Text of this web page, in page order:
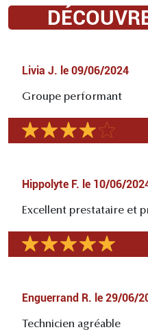
Livia J. le 09/06/2024
Groupe performant
Hippolyte F. le 10/06/
Excellent prestataire et
Enguerrand R. le 29/06/
Technicien agréable